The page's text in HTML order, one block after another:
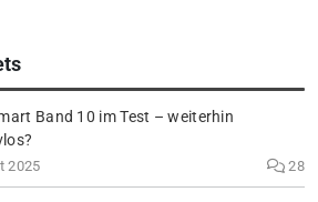
Band 10 im Test – weiterhin
2025 28